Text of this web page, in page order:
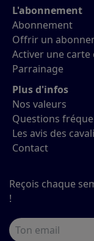
L'abonnement
Abonnement
Offrir un
Activer une carte
Parrainage
Plus d'infos
Nos valeurs
Questions
Les avis des
Contact
Reçois chaque
!